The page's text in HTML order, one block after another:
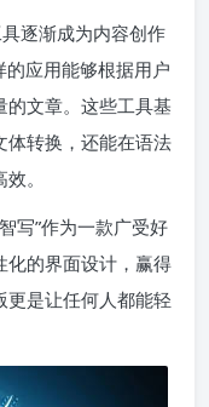
逐渐成为内容创作
的应用能够根据用户
文章。这些工具基
体转换，还能在语法
。
写”作为一款广受好
化的界面设计，赢得
更是让任何人都能轻